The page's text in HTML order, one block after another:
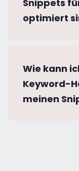
Snippets
optimiert
Wie kann
Keyword-
meinen